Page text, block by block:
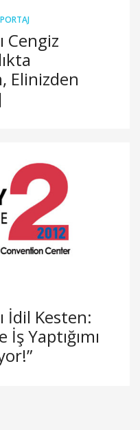
Cengiz
Elinizden
İdil Kesten:
Yaptığımı